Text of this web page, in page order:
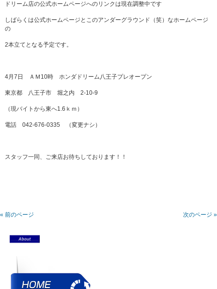
ドリーム店の公式ホームページへのリンクは現在調整中です
しばらくは公式ホームページとこのアンダーグラウンド（笑）なホームページ
の
2本立てとなる予定です。
4月7日 ＡＭ10時 ホンダドリーム八王子プレオープン
東京都 八王子市 堀之内 2-10-9
（現バイトから東へ1.6ｋｍ）
電話 042-676-0335 （変更ナシ）
スタッフ一同、ご来店お待ちしております！！
« 前のページ 次のページ »